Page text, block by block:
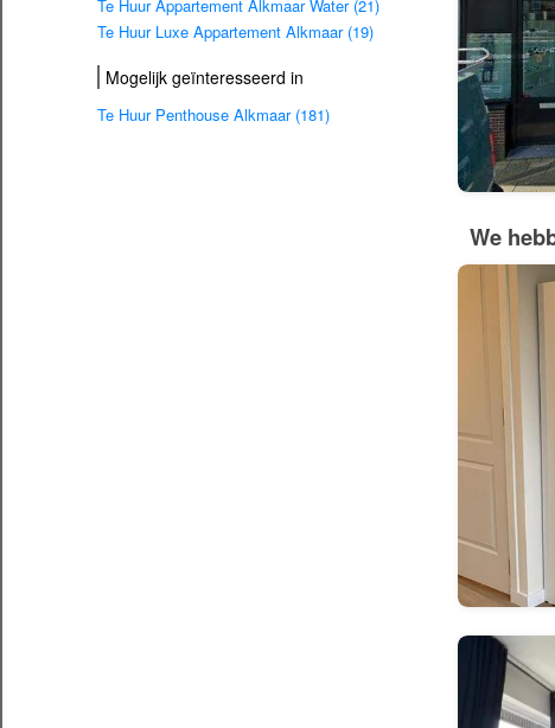
Te Huur Appartement Alkmaar Water (21)
Te Huur Luxe Appartement Alkmaar (19)
Mogelijk geïnteresseerd in
Te Huur Penthouse Alkmaar (181)
We